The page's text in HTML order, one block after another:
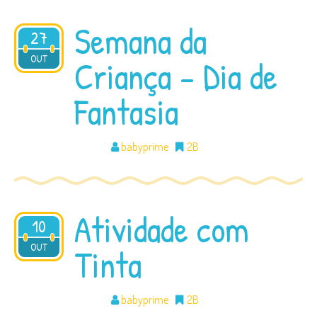
27
OUT
2016 Semana da
Criança – Dia de
Fantasia
babyprime 2B
10
OUT
2016 Atividade com
Tinta
babyprime 2B